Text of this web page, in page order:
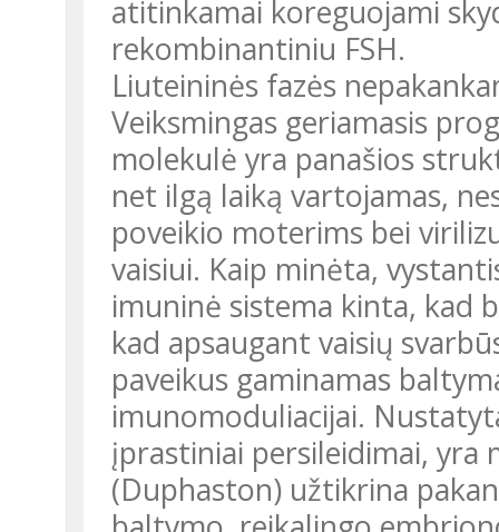
atitinkamai koreguojami
rekombinantiniu FSH.
Liuteininės fazės
Veiksmingas geriamasis
molekulė yra panašios
net ilgą laiką vartojamas,
poveikio moterims bei
vaisiui. Kaip minėta,
imuninė sistema kinta, kad
kad apsaugant vaisių
paveikus gaminamas
imunomoduliacijai.
įprastiniai persileidimai, yra
(Duphaston) užtikrina